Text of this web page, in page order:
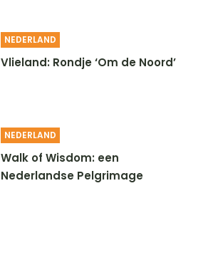
NEDERLAND
Vlieland: Rondje ‘Om de Noord’
NEDERLAND
Walk of Wisdom: een
Nederlandse Pelgrimage